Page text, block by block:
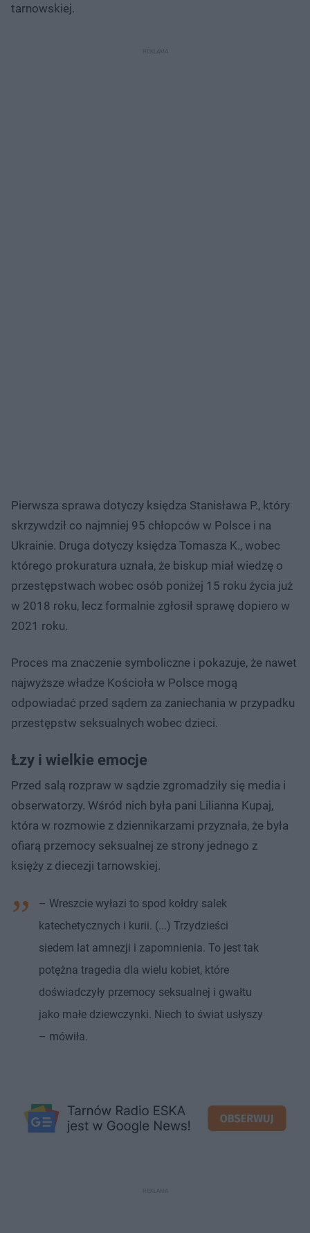
tarnowskiej.
Pierwsza sprawa dotyczy księdza Stanisława P., który
skrzywdził co najmniej 95 chłopców w Polsce i na
Ukrainie. Druga dotyczy księdza Tomasza K., wobec
którego prokuratura uznała, że biskup miał wiedzę o
przestępstwach wobec osób poniżej 15 roku życia już
w 2018 roku, lecz formalnie zgłosił sprawę dopiero w
2021 roku.
Proces ma znaczenie symboliczne i pokazuje, że nawet
najwyższe władze Kościoła w Polsce mogą
odpowiadać przed sądem za zaniechania w przypadku
przestępstw seksualnych wobec dzieci.
Łzy i wielkie emocje
Przed salą rozpraw w sądzie zgromadziły się media i
obserwatorzy. Wśród nich była pani Lilianna Kupaj,
która w rozmowie z dziennikarzami przyznała, że była
ofiarą przemocy seksualnej ze strony jednego z
księży z diecezji tarnowskiej.
– Wreszcie wyłazi to spod kołdry salek
katechetycznych i kurii. (...) Trzydzieści
siedem lat amnezji i zapomnienia. To jest tak
potężna tragedia dla wielu kobiet, które
doświadczyły przemocy seksualnej i gwałtu
jako małe dziewczynki. Niech to świat usłyszy
– mówiła.